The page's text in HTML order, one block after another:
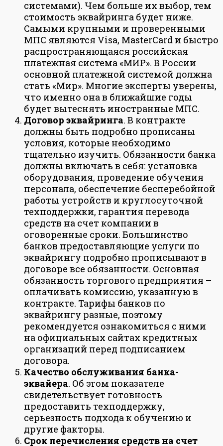
системами). Чем больше их выбор, тем
стоимость эквайринга будет ниже.
Самыми крупными и проверенными
МПС являются Visa, MasterCard и быстро
распространяющаяся российская
платежная система «МИР». В России
основной платежной системой должна
стать «Мир». Многие эксперты уверены,
что именно она в ближайшие годы
будет вытеснять иностранные МПС.
Договор эквайринга. В контракте
должны быть подробно прописаны
условия, которые необходимо
тщательно изучить. Обязанности банка
должны включать в себя: установка
оборудования, проведение обучения
персонала, обеспечение бесперебойной
работы устройств и круглосуточной
техподдержки, гарантия перевода
средств на счет компании в
оговоренные сроки. Большинство
банков предоставляющие услуги по
эквайрингу подробно прописывают в
договоре все обязанности. Основная
обязанность торгового предприятия –
оплачивать комиссию, указанную в
контракте. Тарифы банков по
эквайрингу разные, поэтому
рекомендуется ознакомиться с ними
на официальных сайтах кредитных
организаций перед подписанием
договора.
Качество обслуживания банка-
эквайера. Об этом показателе
свидетельствует готовность
предоставить техподдержку,
серьезность подхода к обучению и
другие факторы.
Срок перечисления средств на счет